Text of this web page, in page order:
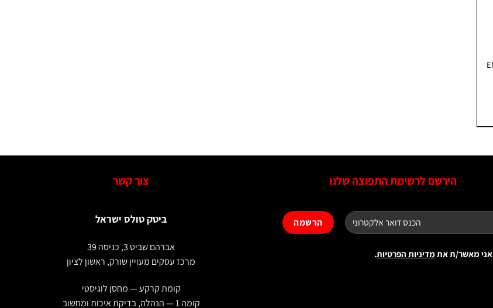
הירשם לרשימת התפוצה שלנו
אני מאשר/ת את מדיניות הפרטיות.
צור קשר
ביטק טולס ישראל
אברהם שביט 3, כניסה 39
מרכז עסקים מעויין שורק, ראשון לציון
קומת קרקע — מחסן לוגיסטי
קומה 1 — הנהלה, בדיקת איכות ומחשוב